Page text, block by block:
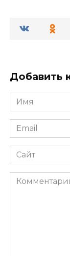
Добавить
Имя
*
Email
*
Сайт
Комментарий